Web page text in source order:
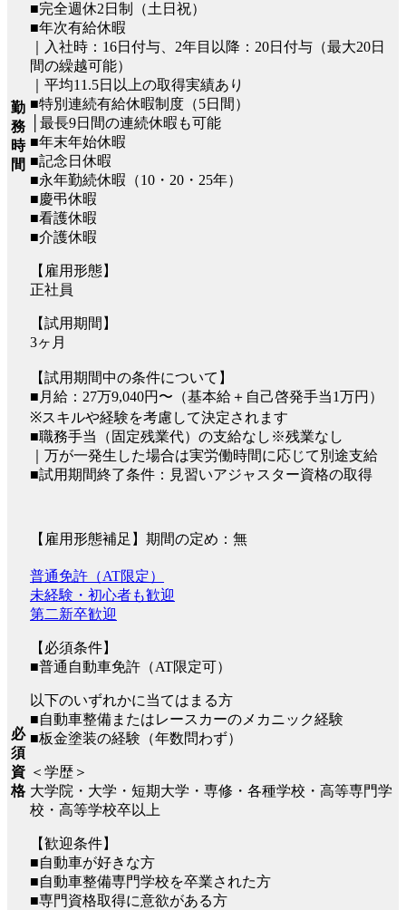
勤
務
時
間
■完全週休2日制（土日祝）
■年次有給休暇
｜入社時：16日付与、2年⽬以降：20⽇付与（最⼤20⽇
間の繰越可能）
｜平均11.5日以上の取得実績あり
■特別連続有給休暇制度（5日間）
│最長9日間の連続休暇も可能
■年末年始休暇
■記念日休暇
■永年勤続休暇（10・20・25年）
■慶弔休暇
■看護休暇
■介護休暇
【雇用形態】
正社員
【試用期間】
3ヶ月
【試用期間中の条件について】
■月給：27万9,040円〜（基本給＋自己啓発手当1万円）
※スキルや経験を考慮して決定されます
■職務手当（固定残業代）の支給なし※残業なし
｜万が一発生した場合は実労働時間に応じて別途支給
■試用期間終了条件：見習いアジャスター資格の取得
【雇用形態補足】期間の定め：無
必
須
資
格
普通免許（AT限定）
未経験・初心者も歓迎
第二新卒歓迎
【必須条件】
■普通自動車免許（AT限定可）
以下のいずれかに当てはまる方
■自動車整備またはレースカーのメカニック経験
■板金塗装の経験（年数問わず）
＜学歴＞
大学院・大学・短期大学・専修・各種学校・高等専門学
校・高等学校卒以上
【歓迎条件】
■自動車が好きな方
■自動車整備専門学校を卒業された方
■専門資格取得に意欲がある方